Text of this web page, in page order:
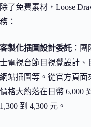
除了免費素材，Loose
務：
客製化插圖設計委託 ：
士電視台節目視覺設計、
網站插圖等。從官方頁面
價格大約落在日幣 6,000
1,300 到 4,300 元。